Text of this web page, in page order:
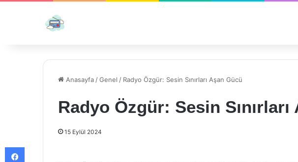
Anasayfa /Genel / Radyo Özgür: Sesin Sınırları Aşan Gücü
Radyo Özgür: Sesin
15 Eylül 2024
Facebook